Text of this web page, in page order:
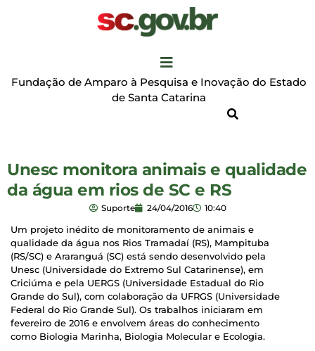
Fundação de Amparo à Pesquisa e Inovação do Estado
de Santa Catarina
Unesc monitora animais e qualidade
da água em rios de SC e RS
Suporte 24/04/2016 10:40
Um projeto inédito de monitoramento de animais e
qualidade da água nos Rios Tramadaí (RS), Mampituba
(RS/SC) e Araranguá (SC) está sendo desenvolvido pela
Unesc (Universidade do Extremo Sul Catarinense), em
Criciúma e pela UERGS (Universidade Estadual do Rio
Grande do Sul), com colaboração da UFRGS (Universidade
Federal do Rio Grande Sul). Os trabalhos iniciaram em
fevereiro de 2016 e envolvem áreas do conhecimento
como Biologia Marinha, Biologia Molecular e Ecologia.